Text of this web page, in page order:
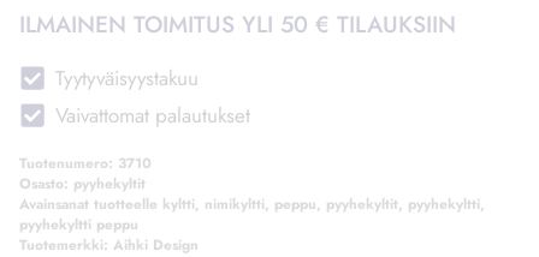
ILMAINEN TOIMITUS YLI 50 € TILAUKSIIN
Tyytyväisyystakuu
Vaivattomat palautukset
Tuotenumero: 3710
Osasto: pyyhekyltit
Avainsanat tuotteelle kyltti, nimikyltti, peppu, pyyhekyltit, pyyhekyltti,
pyyhekyltti peppu
Tuotemerkki: Aihki Design